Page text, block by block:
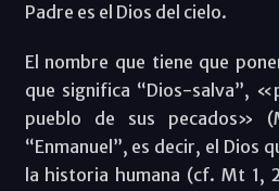
Padre es el Dios del cielo.
El nombre que tiene que
que significa “Dios-salva”,
pueblo de sus pecados»
“Enmanuel”, es decir, el Dios
la historia humana (cf. Mt 1,